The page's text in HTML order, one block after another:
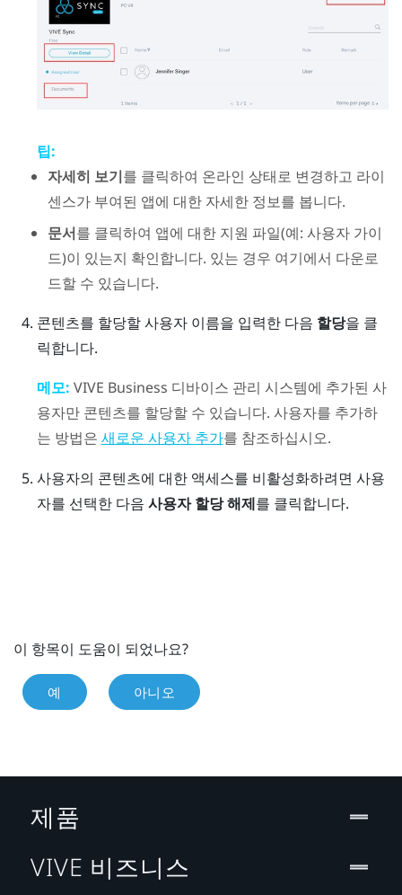
팁:
자세히 보기를 클릭하여 온라인 상태로 변경하고 라이
센스가 부여된 앱에 대한 자세한 정보를 봅니다.
문서를 클릭하여 앱에 대한 지원 파일(예: 사용자 가이
드)이 있는지 확인합니다. 있는 경우 여기에서 다운로
드할 수 있습니다.
콘텐츠를 할당할 사용자 이름을 입력한 다음 할당을 클
릭합니다.
메모: VIVE Business 디바이스 관리 시스템에 추가된 사
용자만 콘텐츠를 할당할 수 있습니다. 사용자를 추가하
는 방법은 새로운 사용자 추가를 참조하십시오.
사용자의 콘텐츠에 대한 액세스를 비활성화하려면 사용
자를 선택한 다음 사용자 할당 해제를 클릭합니다.
이 항목이 도움이 되었나요?
예 아니오
제품
VIVE 비즈니스